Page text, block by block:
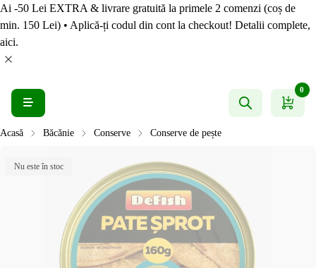
Ai -50 Lei EXTRA & livrare gratuită la primele 2 comenzi (coș de
min. 150 Lei) • Aplică-ți codul din cont la checkout! Detalii complete,
aici.
0
Acasă Băcănie Conserve Conserve de pește
Nu este în stoc